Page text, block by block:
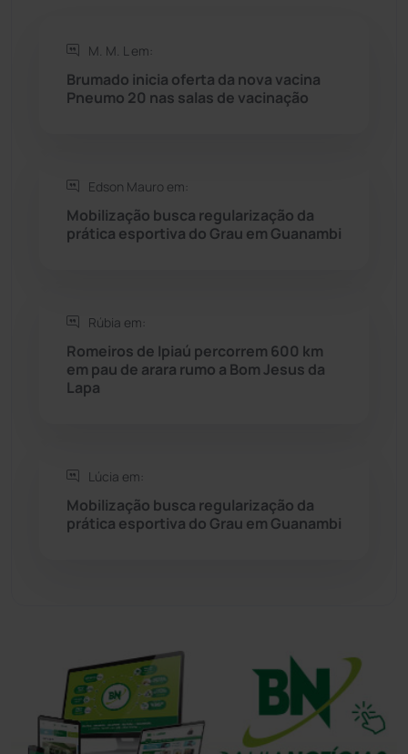
Rio de Contas
Rio do Antônio
Saúde
Seabra (50)
Sítio do Mato
Sudoeste Baiano
M. M. L em:
Brumado inicia oferta da nova vacina
Pneumo 20 nas salas de vacinação
Edson Mauro em:
Mobilização busca regularização da
prática esportiva do Grau em Guanambi
Rúbia em:
Romeiros de Ipiaú percorrem 600 km
em pau de arara rumo a Bom Jesus da
Lapa
Lúcia em:
Mobilização busca regularização da
prática esportiva do Grau em Guanambi